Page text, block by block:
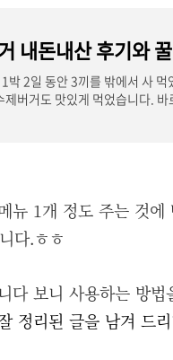
박 2일 동안 3끼를 밖에서 사
버거도 맛있게 먹었습니다.
뉴 1개 정도 주는 것에
다.ㅎㅎ
다 보니 사용하는 방
정리된 글을 남겨 드